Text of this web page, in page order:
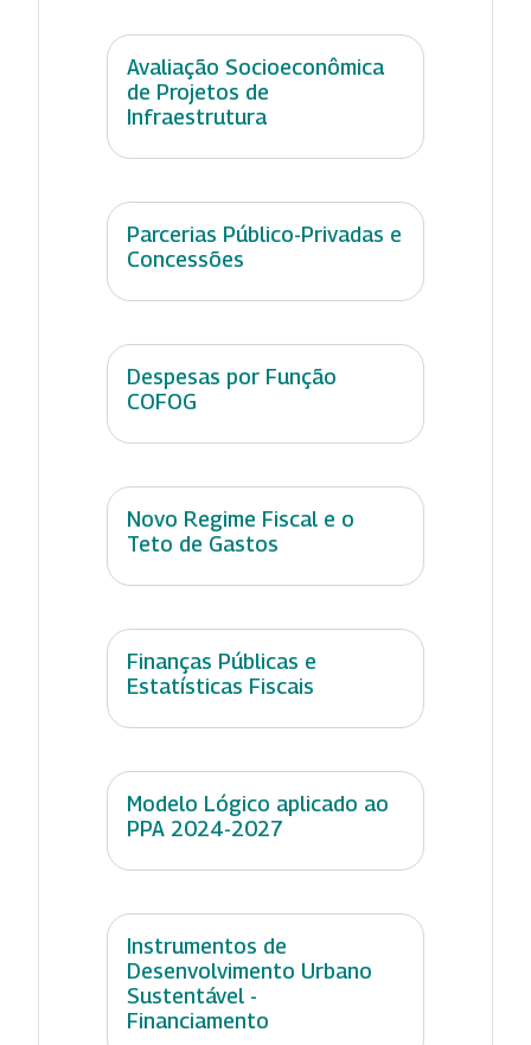
Avaliação Socioeconômica
de Projetos de
Infraestrutura
Parcerias Público-Privadas e
Concessões
Despesas por Função
COFOG
Novo Regime Fiscal e o
Teto de Gastos
Finanças Públicas e
Estatísticas Fiscais
Modelo Lógico aplicado ao
PPA 2024-2027
Instrumentos de
Desenvolvimento Urbano
Sustentável -
Financiamento